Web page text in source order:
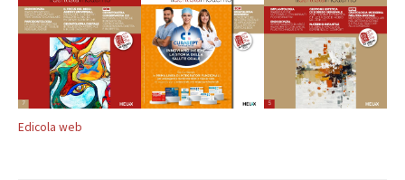
Edicola web